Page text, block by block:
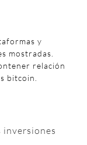
y
mostradas.
relación
bitcoin.
inversiones